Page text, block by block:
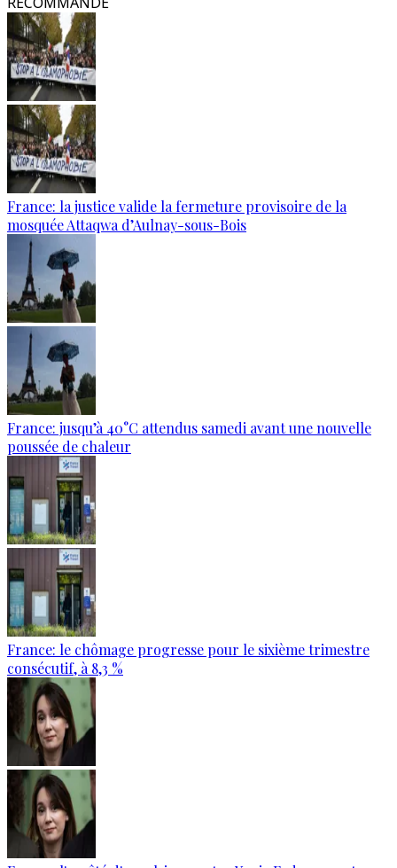
France: la justice valide la fermeture provisoire de la
mosquée Attaqwa d’Aulnay-sous-Bois
France: jusqu’à 40°C attendus samedi avant une nouvelle
poussée de chaleur
France: le chômage progresse pour le sixième trimestre
consécutif, à 8,3 %